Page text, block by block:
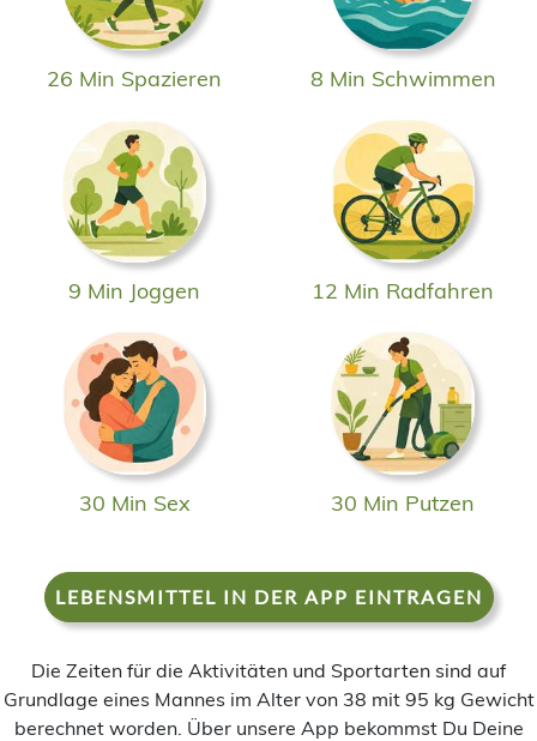
26 Min Spazieren 8 Min Schwimmen
9 Min Joggen 12 Min Radfahren
30 Min Sex 30 Min Putzen
LEBENSMITTEL IN DER APP EINTRAGEN
Die Zeiten für die Aktivitäten und Sportarten sind auf
Grundlage eines Mannes im Alter von 38 mit 95 kg Gewicht
berechnet worden. Über unsere App bekommst Du Deine